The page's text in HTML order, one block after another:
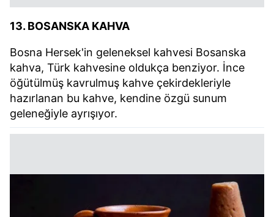
13. BOSANSKA KAHVA
Bosna Hersek'in geleneksel kahvesi Bosanska
kahva, Türk kahvesine oldukça benziyor. İnce
öğütülmüş kavrulmuş kahve çekirdekleriyle
hazırlanan bu kahve, kendine özgü sunum
geleneğiyle ayrışıyor.